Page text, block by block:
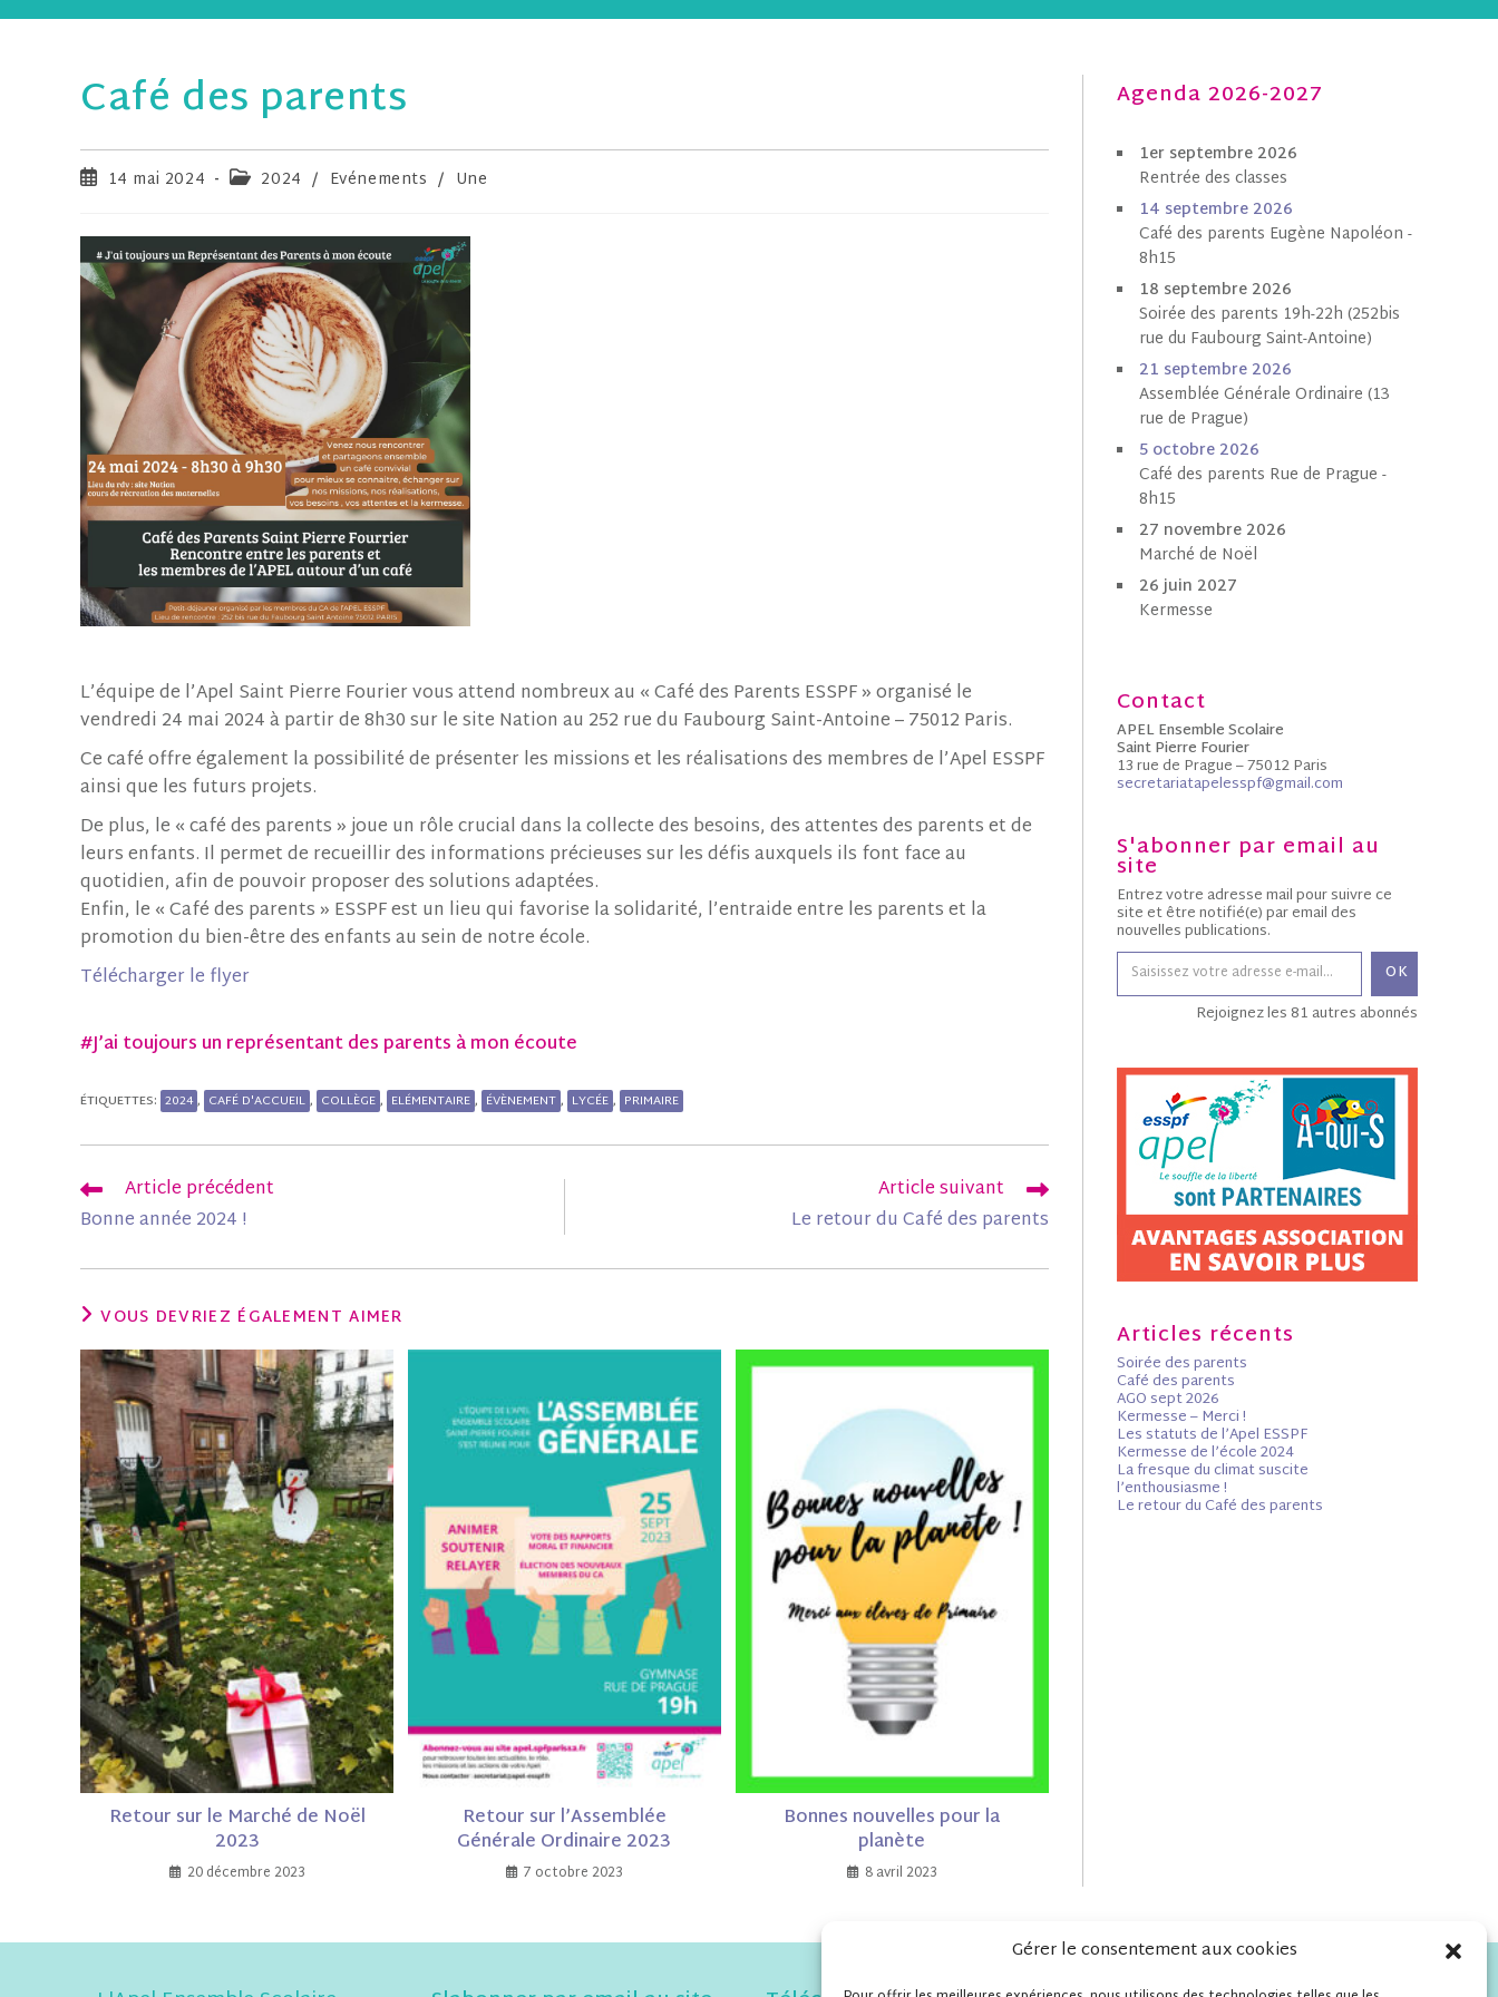
Gérer le consentement aux cookies
Café des parents
14 mai 2024 2024 / Evénements / Une
L’équipe de l’Apel Saint Pierre Fourier vous attend nombreux au « Café des Parents ESSPF » organisé le
vendredi 24 mai 2024 à partir de 8h30 sur le site Nation au 252 rue du Faubourg Saint-Antoine – 75012 Paris.
Ce café offre également la possibilité de présenter les missions et les réalisations des membres de l’Apel ESSPF
ainsi que les futurs projets.
De plus, le « café des parents » joue un rôle crucial dans la collecte des besoins, des attentes des parents et de
leurs enfants. Il permet de recueillir des informations précieuses sur les défis auxquels ils font face au
quotidien, afin de pouvoir proposer des solutions adaptées.
Enfin, le « Café des parents » ESSPF est un lieu qui favorise la solidarité, l’entraide entre les parents et la
promotion du bien-être des enfants au sein de notre école.
Télécharger le flyer
#J’ai toujours un représentant des parents à mon écoute
ÉTIQUETTES: 2024 , CAFÉ D'ACCUEIL , COLLÈGE , ELÉMENTAIRE , ÉVÈNEMENT , LYCÉE , PRIMAIRE
Article précédent
Bonne année 2024 !
Article suivant
Le retour du Café des parents
VOUS DEVRIEZ ÉGALEMENT AIMER
Retour sur le Marché de Noël
2023
20 décembre 2023
Retour sur l’Assemblée
Générale Ordinaire 2023
7 octobre 2023
Bonnes nouvelles pour la
planète
8 avril 2023
Agenda 2026-2027
1er septembre 2026
Rentrée des classes
14 septembre 2026
Café des parents Eugène Napoléon -
8h15
18 septembre 2026
Soirée des parents 19h-22h (252bis
rue du Faubourg Saint-Antoine)
21 septembre 2026
Assemblée Générale Ordinaire (13
rue de Prague)
5 octobre 2026
Café des parents Rue de Prague -
8h15
27 novembre 2026
Marché de Noël
26 juin 2027
Kermesse
Contact
APEL Ensemble Scolaire
Saint Pierre Fourier
13 rue de Prague – 75012 Paris
secretariatapelesspf@gmail.com
S'abonner par email au
site
Entrez votre adresse mail pour suivre ce
site et être notifié(e) par email des
nouvelles publications.
OK
Rejoignez les 81 autres abonnés
Articles récents
Soirée des parents
Café des parents
AGO sept 2026
Kermesse – Merci !
Les statuts de l’Apel ESSPF
Kermesse de l’école 2024
La fresque du climat suscite
l’enthousiasme !
Le retour du Café des parents